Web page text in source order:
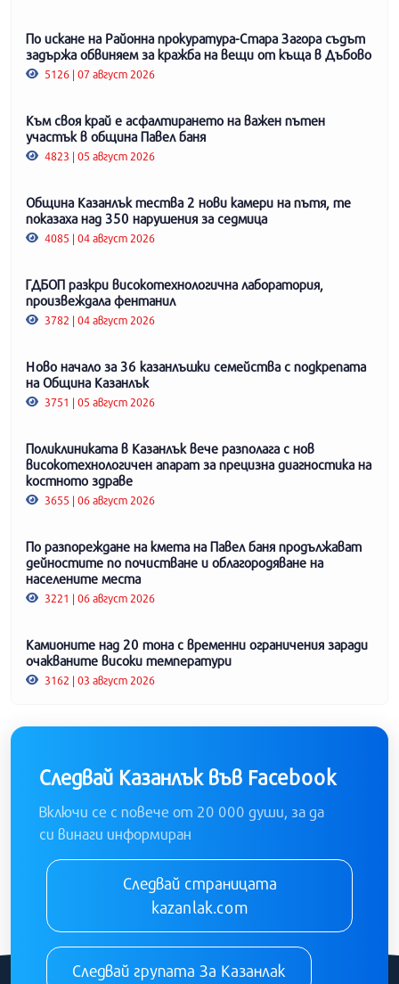
По искане на Районна прокуратура-Стара Загора съдът
задържа обвиняем за кражба на вещи от къща в Дъбово
5126 | 07 август 2026
Към своя край е асфалтирането на важен пътен
участък в община Павел баня
4823 | 05 август 2026
Община Казанлък тества 2 нови камери на пътя, те
показаха над 350 нарушения за седмица
4085 | 04 август 2026
ГДБОП разкри високотехнологична лаборатория,
произвеждала фентанил
3782 | 04 август 2026
Ново начало за 36 казанлъшки семейства с подкрепата
на Община Казанлък
3751 | 05 август 2026
Поликлиниката в Казанлък вече разполага с нов
високотехнологичен апарат за прецизна диагностика на
костното здраве
3655 | 06 август 2026
По разпореждане на кмета на Павел баня продължават
дейностите по почистване и облагородяване на
населените места
3221 | 06 август 2026
Камионите над 20 тона с временни ограничения заради
очакваните високи температури
3162 | 03 август 2026
Следвай Казанлък във Facebook
Включи се с повече от 20 000 души, за да
си винаги информиран
Следвай страницата
kazanlak.com
Следвай групата За Казанлак